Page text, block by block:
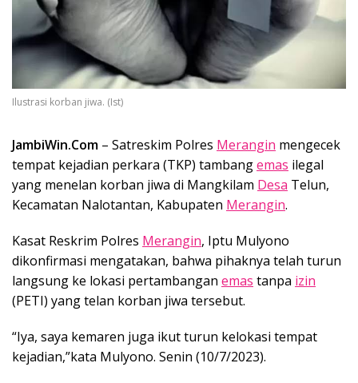
Ilustrasi korban jiwa. (Ist)
JambiWin.Com – Satreskim Polres Merangin mengecek
tempat kejadian perkara (TKP) tambangemas ilegal
yang menelan korban jiwa di Mangkilam Desa Telun,
Kecamatan Nalotantan, Kabupaten Merangin.
Kasat Reskrim Polres Merangin, Iptu Mulyono
dikonfirmasi mengatakan, bahwa pihaknya telah turun
langsung ke lokasi pertambangan emas tanpa izin
(PETI) yang telan korban jiwa tersebut.
“Iya, saya kemaren juga ikut turun kelokasi tempat
kejadian,”kata Mulyono. Senin (10/7/2023).